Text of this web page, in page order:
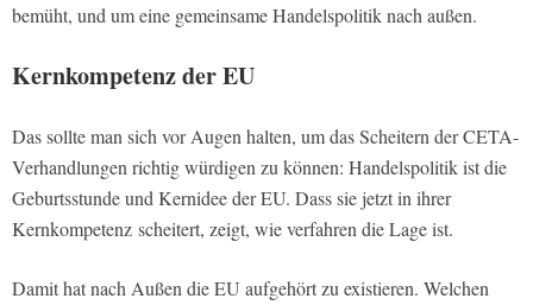
bemüht, und um eine gemeinsame Handelspolitik nach außen.
Kernkompetenz der EU
Das sollte man sich vor Augen halten, um das Scheitern der CETA-
Verhandlungen richtig würdigen zu können: Handelspolitik ist die
Geburtsstunde und Kernidee der EU. Dass sie jetzt in ihrer
Kernkompetenz scheitert, zeigt, wie verfahren die Lage ist.
Damit hat nach Außen die EU aufgehört zu existieren. Welchen